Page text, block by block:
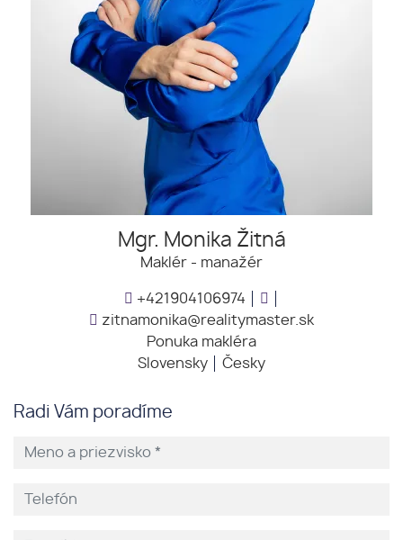
Mgr. Monika Žitná
Maklér - manažér
+421904106974
zitnamonika@realitymaster.sk
Ponuka makléra
Slovensky
Česky
Radi Vám poradíme